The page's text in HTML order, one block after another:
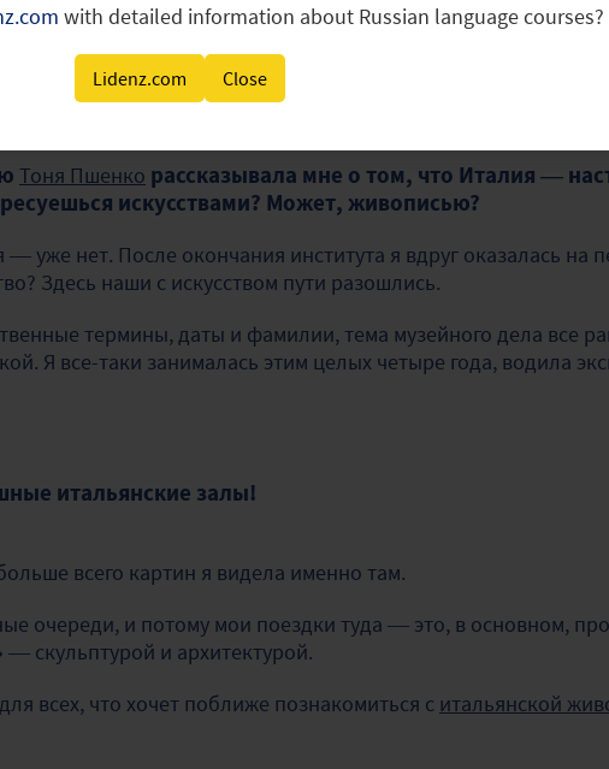
with detailed information about Russian language courses?
Lidenz.com Close
прежде всего их невероятная тяга к красоте и теплу,
Тоня Пшенко рассказывала мне о том, что Италия —
искусствами? Может, живописью?
уже нет. После окончания института я вдруг оказалась на
Здесь наши с искусством пути разошлись.
термины, даты и фамилии, тема музейного дела все
Я все-таки занималась этим целых четыре года, водила
итальянские залы!
всего картин я видела именно там.
очереди, и потому мои поездки туда — это, в основном,
— скульптурой и архитектурой.
всех, что хочет поближе познакомиться с итальянской